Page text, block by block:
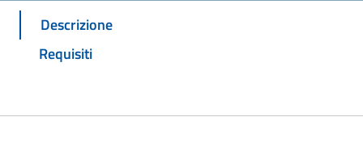
Descrizione
Requisiti